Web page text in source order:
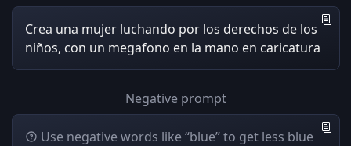
Crea una mujer luchando por los derechos de los
niños, con un megafono en la mano en caricatura
Negative prompt
Use negative words like “blue” to get less blue